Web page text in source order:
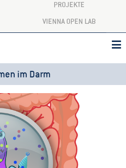
PROJEKTE
VIENNA OPEN LAB
im Darm